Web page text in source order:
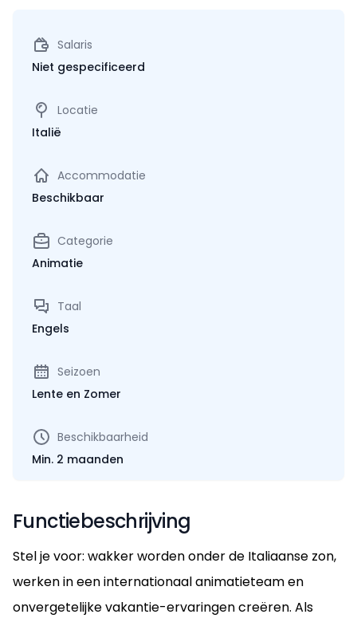
Salaris
Niet gespecificeerd
Locatie
Italië
Accommodatie
Beschikbaar
Categorie
Animatie
Taal
Engels
Seizoen
Lente en Zomer
Beschikbaarheid
Min. 2 maanden
Functiebeschrijving
Stel je voor: wakker worden onder de Italiaanse zon,
werken in een internationaal animatieteam en
onvergetelijke vakantie-ervaringen creëren. Als